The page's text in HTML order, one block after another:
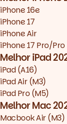
iPhone 16e
iPhone 17
iPhone Air
iPhone 17 Pro/Pro
Melhor iPad
iPad (A16)
iPad Air (M3)
iPad Pro (M5)
Melhor Mac
Macbook Air (M3)